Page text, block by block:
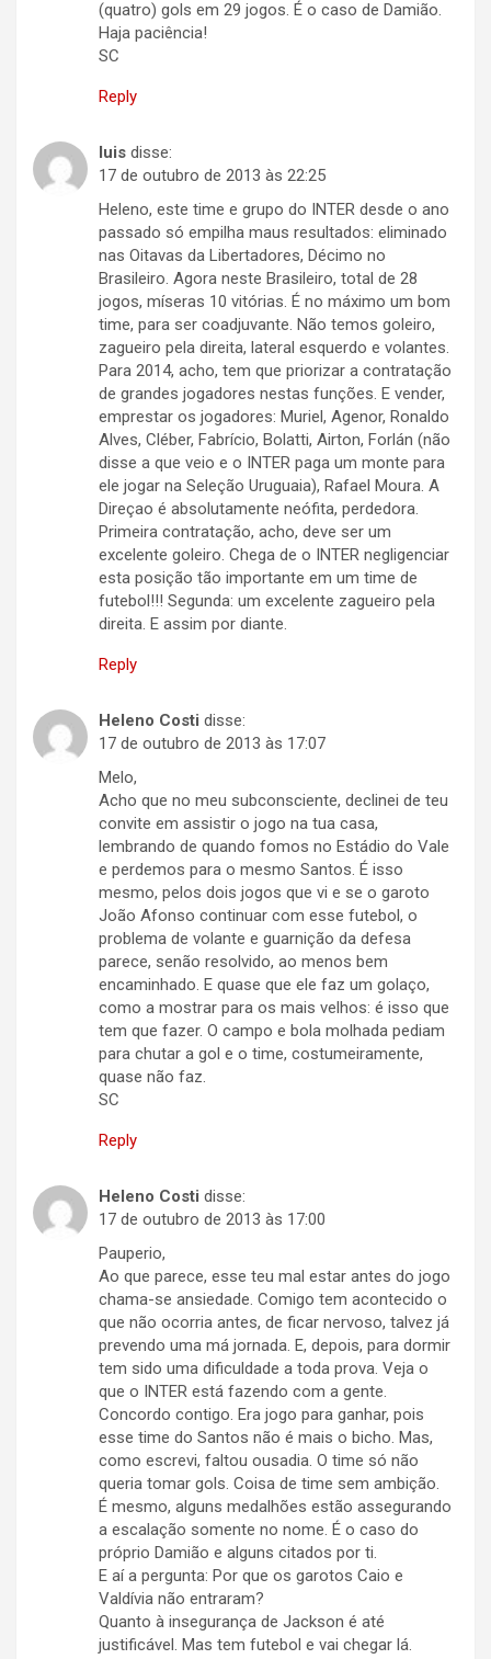
(quatro) gols em 29 jogos. É o caso de Damião.
Haja paciência!
SC
Reply
luis disse:
17 de outubro de 2013 às 22:25
Heleno, este time e grupo do INTER desde o ano
passado só empilha maus resultados: eliminado
nas Oitavas da Libertadores, Décimo no
Brasileiro. Agora neste Brasileiro, total de 28
jogos, míseras 10 vitórias. É no máximo um bom
time, para ser coadjuvante. Não temos goleiro,
zagueiro pela direita, lateral esquerdo e volantes.
Para 2014, acho, tem que priorizar a contratação
de grandes jogadores nestas funções. E vender,
emprestar os jogadores: Muriel, Agenor, Ronaldo
Alves, Cléber, Fabrício, Bolatti, Airton, Forlán (não
disse a que veio e o INTER paga um monte para
ele jogar na Seleção Uruguaia), Rafael Moura. A
Direçao é absolutamente neófita, perdedora.
Primeira contratação, acho, deve ser um
excelente goleiro. Chega de o INTER negligenciar
esta posição tão importante em um time de
futebol!!! Segunda: um excelente zagueiro pela
direita. E assim por diante.
Reply
Heleno Costi disse:
17 de outubro de 2013 às 17:07
Melo,
Acho que no meu subconsciente, declinei de teu
convite em assistir o jogo na tua casa,
lembrando de quando fomos no Estádio do Vale
e perdemos para o mesmo Santos. É isso
mesmo, pelos dois jogos que vi e se o garoto
João Afonso continuar com esse futebol, o
problema de volante e guarnição da defesa
parece, senão resolvido, ao menos bem
encaminhado. E quase que ele faz um golaço,
como a mostrar para os mais velhos: é isso que
tem que fazer. O campo e bola molhada pediam
para chutar a gol e o time, costumeiramente,
quase não faz.
SC
Reply
Heleno Costi disse:
17 de outubro de 2013 às 17:00
Pauperio,
Ao que parece, esse teu mal estar antes do jogo
chama-se ansiedade. Comigo tem acontecido o
que não ocorria antes, de ficar nervoso, talvez já
prevendo uma má jornada. E, depois, para dormir
tem sido uma dificuldade a toda prova. Veja o
que o INTER está fazendo com a gente.
Concordo contigo. Era jogo para ganhar, pois
esse time do Santos não é mais o bicho. Mas,
como escrevi, faltou ousadia. O time só não
queria tomar gols. Coisa de time sem ambição.
É mesmo, alguns medalhões estão assegurando
a escalação somente no nome. É o caso do
próprio Damião e alguns citados por ti.
E aí a pergunta: Por que os garotos Caio e
Valdívia não entraram?
Quanto à insegurança de Jackson é até
justificável. Mas tem futebol e vai chegar lá.